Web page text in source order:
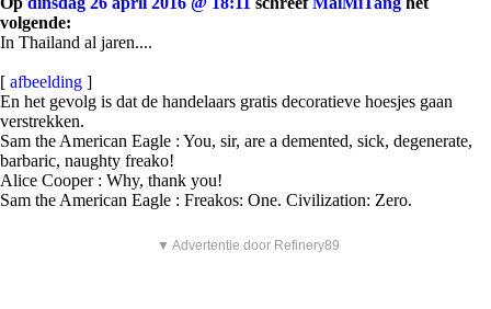
volgende:
In Thailand al jaren....
[ afbeelding ]
En het gevolg is dat de handelaars gratis decoratieve hoesjes gaan
verstrekken.
Sam the American Eagle : You, sir, are a demented, sick, degenerate,
barbaric, naughty freako!
Alice Cooper : Why, thank you!
Sam the American Eagle : Freakos: One. Civilization: Zero.
▼ Advertentie door Refinery89